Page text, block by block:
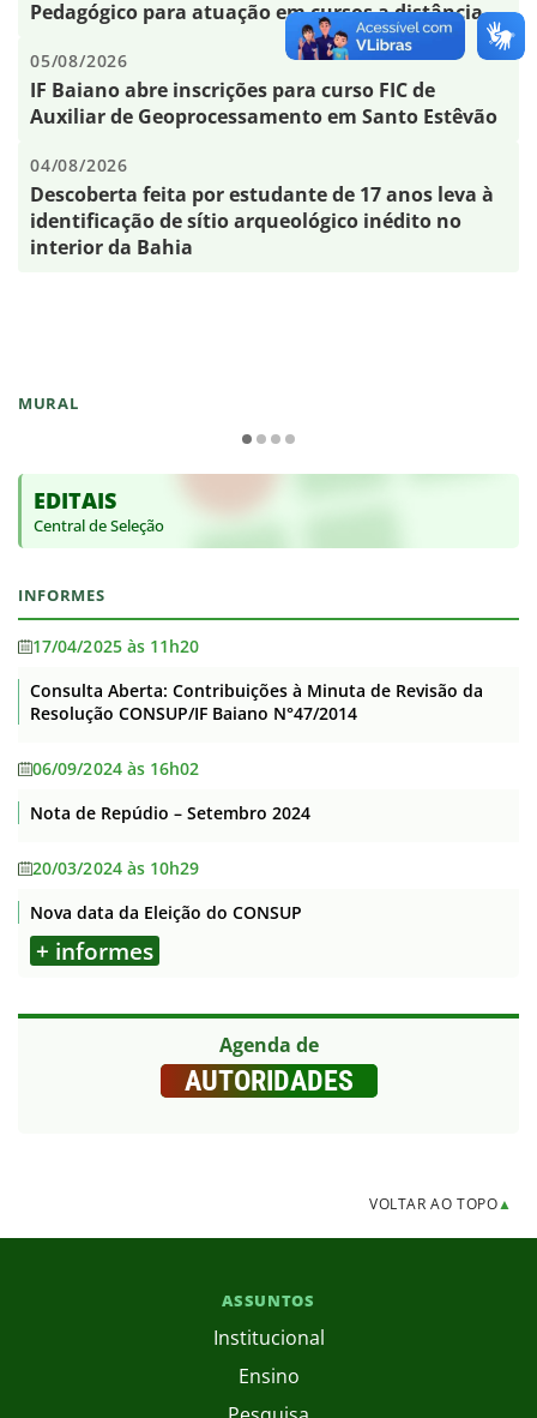
MURAL
EDITAIS
Central de Seleção
INFORMES
17/04/2025 às 11h20
Consulta Aberta: Contribuições à Minuta de Revisão da
Resolução CONSUP/IF Baiano N°47/2014
06/09/2024 às 16h02
Nota de Repúdio – Setembro 2024
20/03/2024 às 10h29
Nova data da Eleição do CONSUP
+ informes
Agenda de
AUTORIDADES
Pedagógico para atuação em cursos a distância
05/08/2026
IF Baiano abre inscrições para curso FIC de
Auxiliar de Geoprocessamento em Santo Estêvão
04/08/2026
Descoberta feita por estudante de 17 anos leva à
identificação de sítio arqueológico inédito no
interior da Bahia
VOLTAR AO TOPO▲
ASSUNTOS
Institucional
Ensino